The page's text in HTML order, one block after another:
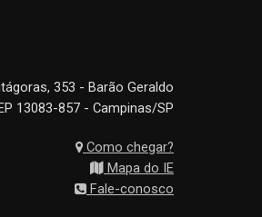
353 - Barão Geraldo
13083-857 - Campinas/SP
Como chegar?
Mapa do IE
Fale-conosco